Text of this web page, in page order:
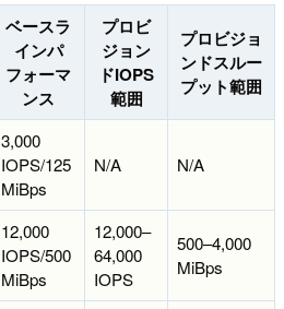
ベースラ
インパ
フォーマ
ンス
プロビ
ジョン
ドIOPS
範囲
プロビジョ
ンドスルー
プット範囲
3,000
IOPS/125
MiBps
N/A N/A
12,000
IOPS/500
MiBps
12,000–
64,000
IOPS
500–4,000
MiBps